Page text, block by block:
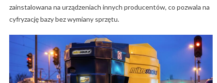
zainstalowana na urządzeniach innych producentów, co pozwala na
cyfryzację bazy bez wymiany sprzętu.